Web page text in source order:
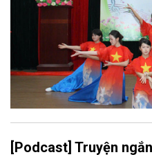
[Podcast] Truyện